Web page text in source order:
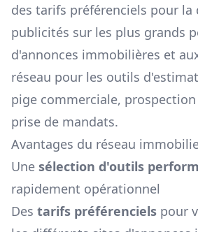
des tarifs préférenciels pour la
publicités sur les plus grands
d'annonces immobilières et
réseau pour les outils
pige commerciale,
prise de mandats.
Avantages du réseau
Une sélection d'outils
rapidement opérationnel
Des tarifs préférenciels pour